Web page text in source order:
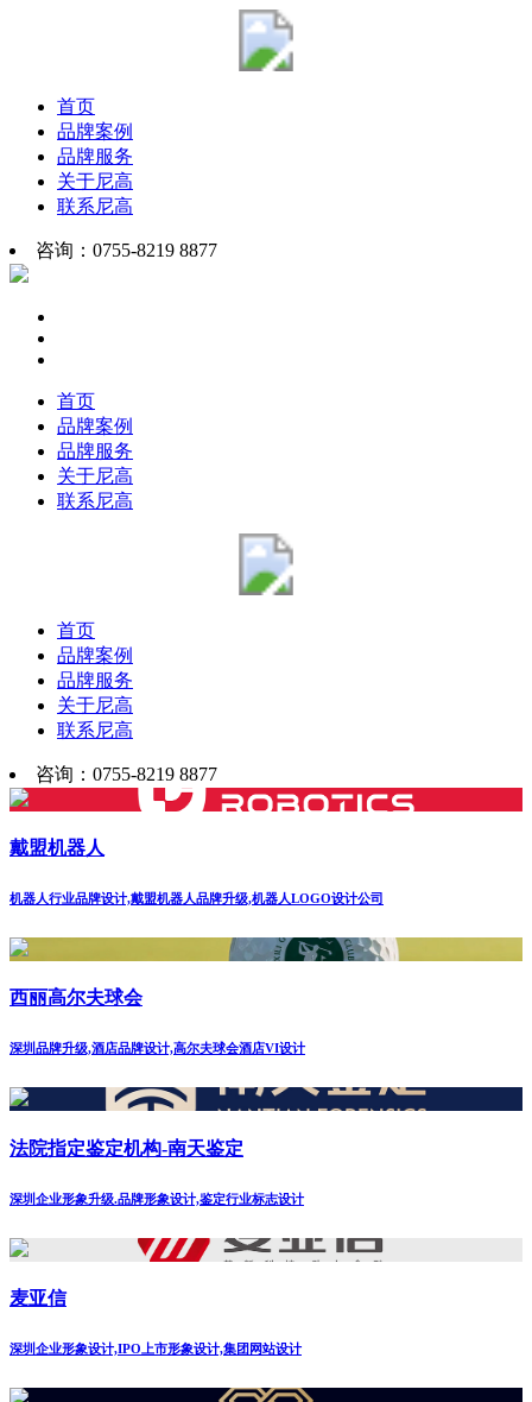
首页
品牌案例
品牌服务
关于尼高
联系尼高
咨询：0755-8219 8877
首页
品牌案例
品牌服务
关于尼高
联系尼高
首页
品牌案例
品牌服务
关于尼高
联系尼高
咨询：0755-8219 8877
戴盟机器人
机器人行业品牌设计,戴盟机器人品牌升级,机器人LOGO设计公司
西丽高尔夫球会
深圳品牌升级,酒店品牌设计,高尔夫球会酒店VI设计
法院指定鉴定机构-南天鉴定
深圳企业形象升级.品牌形象设计,鉴定行业标志设计
麦亚信
深圳企业形象设计,IPO上市形象设计,集团网站设计